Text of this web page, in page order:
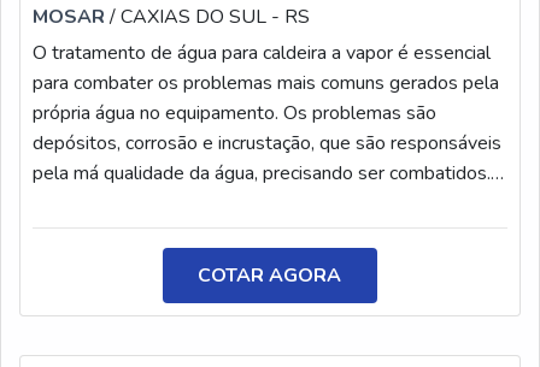
MOSAR/ CAXIAS DO SUL - RS
O tratamento de água para caldeira a vapor é essencial
para combater os problemas mais comuns gerados pela
própria água no equipamento. Os problemas são
depósitos, corrosão e incrustação, que são responsáveis
pela má qualidade da água, precisando ser combatidos.
possuir um bom desempenho. Por isso, antes de iniciar o
tratamento químico, deve-se realizar o levantamento
técnico tanto das características da caldeira e o regime
operacional quanto d
COTAR AGORA